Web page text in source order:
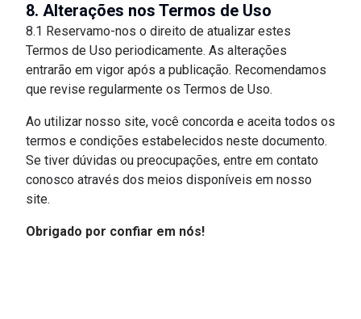
8. Alterações nos Termos de Uso
8.1 Reservamo-nos o direito de atualizar estes
Termos de Uso periodicamente. As alterações
entrarão em vigor após a publicação. Recomendamos
que revise regularmente os Termos de Uso.
Ao utilizar nosso site, você concorda e aceita todos os
termos e condições estabelecidos neste documento.
Se tiver dúvidas ou preocupações, entre em contato
conosco através dos meios disponíveis em nosso
site.
Obrigado por confiar em nós!